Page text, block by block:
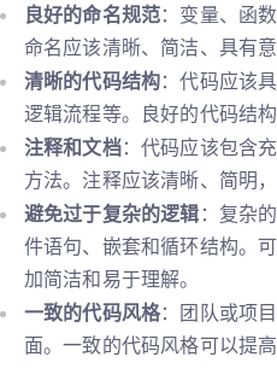
良好的命名规范：变量、函
命名应该清晰、简洁、具有
清晰的代码结构：代码应该
逻辑流程等。良好的代码结
注释和文档：代码应该包含
方法。注释应该清晰、简明
避免过于复杂的逻辑 ：复杂
件语句、嵌套和循环结构。
加简洁和易于理解。
一致的代码风格：团队或项
面。一致的代码风格可以提